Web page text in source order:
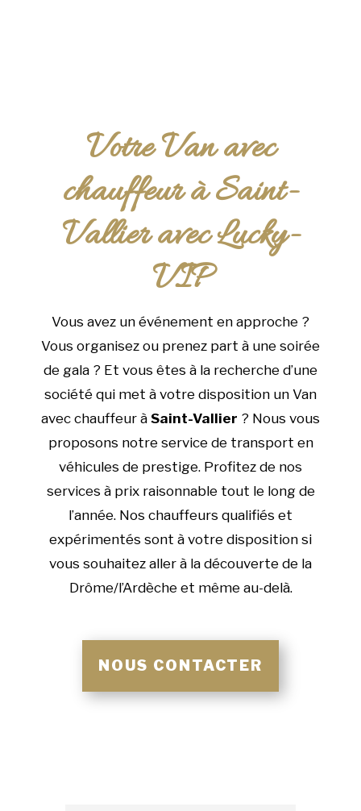
Votre Van avec
chauffeur à Saint-
Vallier avec Lucky-
VIP
Vous avez un événement en approche ?
Vous organisez ou prenez part à une soirée
de gala ? Et vous êtes à la recherche d’une
société qui met à votre disposition un Van
avec chauffeur à Saint-Vallier ? Nous vous
proposons notre service de transport en
véhicules de prestige. Profitez de nos
services à prix raisonnable tout le long de
l’année. Nos chauffeurs qualifiés et
expérimentés sont à votre disposition si
vous souhaitez aller à la découverte de la
Drôme/l’Ardèche et même au-delà.
NOUS CONTACTER